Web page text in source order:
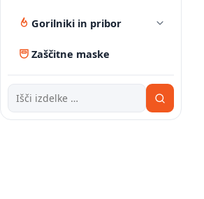
Gorilniki in pribor
Zaščitne maske